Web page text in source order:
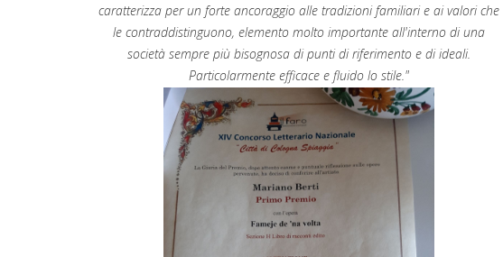
caratterizza per un forte ancoraggio alle tradizioni familiari e ai valori che
le contraddistinguono, elemento molto importante all'interno di una
società sempre più bisognosa di punti di riferimento e di ideali.
Particolarmente efficace e fluido lo stile."